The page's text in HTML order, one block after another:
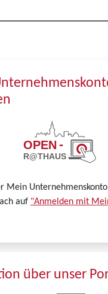
Mein
auf "Anmelden mit
über unser